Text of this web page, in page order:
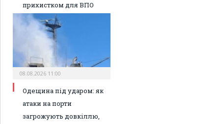
прихистком для ВПО
08.08.2026 11:00
Одещина під ударом: як
атаки на порти
загрожують довкіллю,